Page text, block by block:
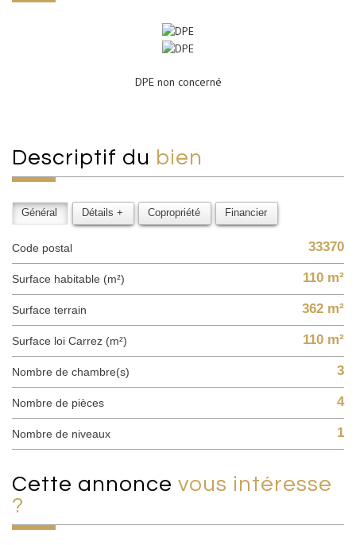
DPE non concerné
descriptif du bien
Général Détails + Copropriété Financier
Code postal 33370
Surface habitable (m²) 110 m²
surface terrain 362 m²
Surface loi Carrez (m²) 110 m²
Nombre de chambre(s) 3
Nombre de pièces 4
Nombre de niveaux 1
cette annonce vous intéresse
?